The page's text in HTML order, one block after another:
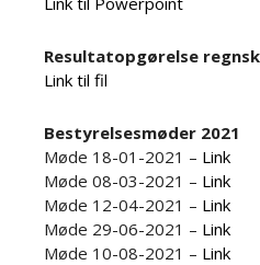
Resultatopgørelse
Link til fil
Bestyrelsesmøder 2021
Møde 18-01-2021 – Link
Møde 08-03-2021 – Link
Møde 12-04-2021 – Link
Møde 29-06-2021 – Link
Møde 10-08-2021 – Link